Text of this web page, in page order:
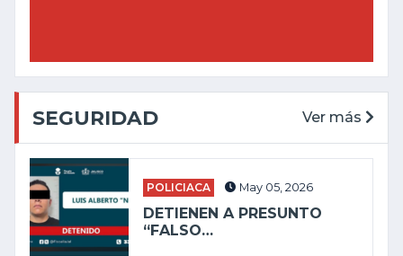
SEGURIDAD Ver más
POLICIACA May 05, 2026
DETIENEN A PRESUNTO
“FALSO…